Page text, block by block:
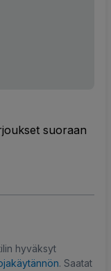
suoraan
hyväksyt
. Saatat